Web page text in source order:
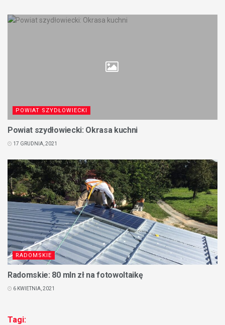
POWIAT SZYDŁOWIECKI
Powiat szydłowiecki: Okrasa kuchni
17 GRUDNIA, 2021
RADOMSKIE
Radomskie: 80 mln zł na fotowoltaikę
6 KWIETNIA, 2021
Tagi: